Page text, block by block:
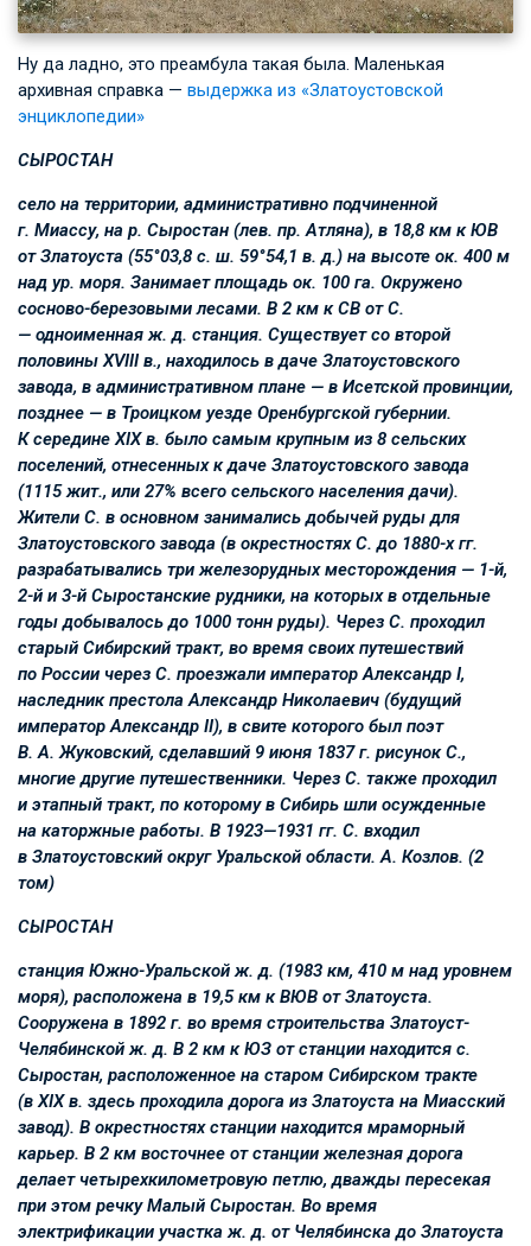
Ну да ладно, это преамбула такая была. Маленькая
архивная справка — выдержка из «Златоустовской
энциклопедии»
СЫРОСТАН
село на территории, административно подчиненной
г. Миассу, на р. Сыростан (лев. пр. Атляна), в 18,8 км к ЮВ
от Златоуста (55°03,8 с. ш. 59°54,1 в. д.) на высоте ок. 400 м
над ур. моря. Занимает площадь ок. 100 га. Окружено
сосново-березовыми лесами. В 2 км к СВ от С.
— одноименная ж. д. станция. Существует со второй
половины XVIII в., находилось в даче Златоустовского
завода, в административном плане — в Исетской провинции,
позднее — в Троицком уезде Оренбургской губернии.
К середине XIX в. было самым крупным из 8 сельских
поселений, отнесенных к даче Златоустовского завода
(1115 жит., или 27% всего сельского населения дачи).
Жители С. в основном занимались добычей руды для
Златоустовского завода (в окрестностях С. до 1880-х гг.
разрабатывались три железорудных месторождения — 1-й,
2-й и 3-й Сыростанские рудники, на которых в отдельные
годы добывалось до 1000 тонн руды). Через С. проходил
старый Сибирский тракт, во время своих путешествий
по России через С. проезжали император Александр I,
наследник престола Александр Николаевич (будущий
император Александр II), в свите которого был поэт
В. А. Жуковский, сделавший 9 июня 1837 г. рисунок С.,
многие другие путешественники. Через С. также проходил
и этапный тракт, по которому в Сибирь шли осужденные
на каторжные работы. В 1923—1931 гг. С. входил
в Златоустовский округ Уральской области. А. Козлов. (2
том)
СЫРОСТАН
станция Южно-Уральской ж. д. (1983 км, 410 м над уровнем
моря), расположена в 19,5 км к ВЮВ от Златоуста.
Сооружена в 1892 г. во время строительства Златоуст-
Челябинской ж. д. В 2 км к ЮЗ от станции находится с.
Сыростан, расположенное на старом Сибирском тракте
(в XIX в. здесь проходила дорога из Златоуста на Миасский
завод). В окрестностях станции находится мраморный
карьер. В 2 км восточнее от станции железная дорога
делает четырехкилометровую петлю, дважды пересекая
при этом речку Малый Сыростан. Во время
электрификации участка ж. д. от Челябинска до Златоуста